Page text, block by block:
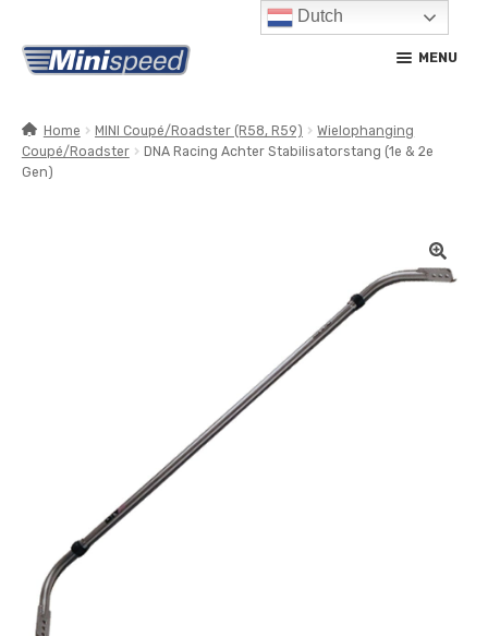
Ga
door
navigatie
Ga
naar
inhoud
MENU
PRODUCTEN
Home MINI Coupé/Roadster (R58, R59)
Wielophanging
Coupé/Roadster
DNA Racing Achter Stabilisatorstang (1e & 2e
Gen)
Dutch